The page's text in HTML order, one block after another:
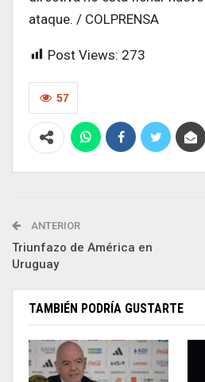
ataque. / COLPRENSA
Post Views: 273
57
ANTERIOR
Triunfazo de América en
Uruguay
TAMBIÉN PODRÍA GUSTARTE